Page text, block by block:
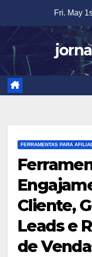
content
Fri. May
FERRAMENTAS PARA
Cliente,
Leads e
de